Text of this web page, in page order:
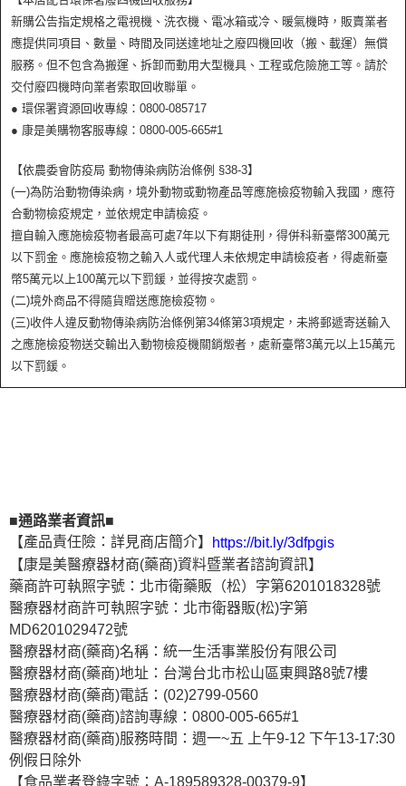
新購公告指定規格之電視機、洗衣機、電冰箱或冷、暖氣機時，販賣業者
應提供同項目、數量、時間及同送達地址之廢四機回收（搬、載運）無償
服務。但不包含為搬運、拆卸而動用大型機具、工程或危險施工等。請於
交付廢四機時向業者索取回收聯單。
● 環保署資源回收專線：0800-085717
● 康是美購物客服專線：0800-005-665#1
【依農委會防疫局 動物傳染病防治條例 §38-3】
(一)為防治動物傳染病，境外動物或動物產品等應施檢疫物輸入我國，應符
合動物檢疫規定，並依規定申請檢疫。
擅自輸入應施檢疫物者最高可處7年以下有期徒刑，得併科新臺幣300萬元
以下罰金。應施檢疫物之輸入人或代理人未依規定申請檢疫者，得處新臺
幣5萬元以上100萬元以下罰鍰，並得按次處罰。
(二)境外商品不得隨貨贈送應施檢疫物。
(三)收件人違反動物傳染病防治條例第34條第3項規定，未將郵遞寄送輸入
之應施檢疫物送交輸出入動物檢疫機關銷燬者，處新臺幣3萬元以上15萬元
以下罰鍰。
■通路業者資訊■
【產品責任險：詳見商店簡介】
https://bit.ly/3dfpgis
【康是美醫療器材商(藥商)資料暨業者諮詢資訊】
藥商許可執照字號：北市衛藥販（松）字第6201018328號
醫療器材商許可執照字號：北市衛器販(松)字第
MD6201029472號
醫療器材商(藥商)名稱：統一生活事業股份有限公司
醫療器材商(藥商)地址：台灣台北市松山區東興路8號7樓
醫療器材商(藥商)電話：(02)2799-0560
醫療器材商(藥商)諮詢專線：0800-005-665#1
醫療器材商(藥商)服務時間：週一~五 上午9-12 下午13-17:30
例假日除外
【食品業者登錄字號：A-189589328-00379-9】